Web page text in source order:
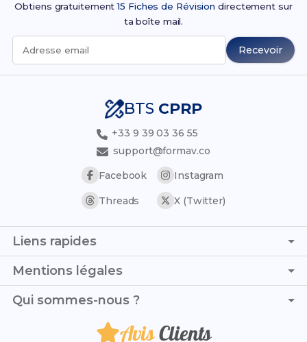
Obtiens gratuitement15 Fiches de Révision directement sur
ta boîte mail.
Adresse email Recevoir
BTS CPRP
+33 9 39 03 36 55
support@formav.co
Facebook
Instagram
Threads X (Twitter)
Liens rapides
Page d'accueil
Simulateur de notes
Trouver son stage
Trouver son alternance
Mentions légales
C.G.V. - C.G.U.
Politique de remboursement
Qui sommes-nous ?
Salut, moi c’est Mehdi Boultam, et en collaboration avec
AvisClients